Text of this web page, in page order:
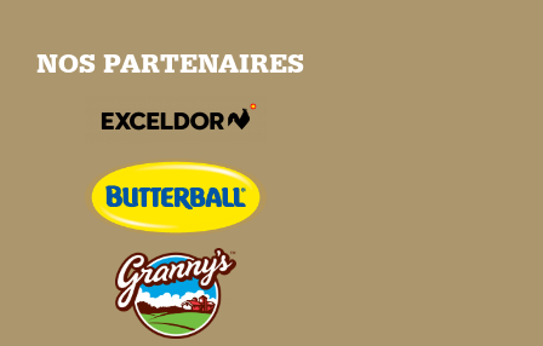
NOS PARTENAIRES